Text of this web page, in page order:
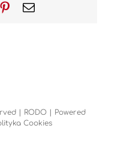
Pinterest
Email
| RODO | Powered
Cookies